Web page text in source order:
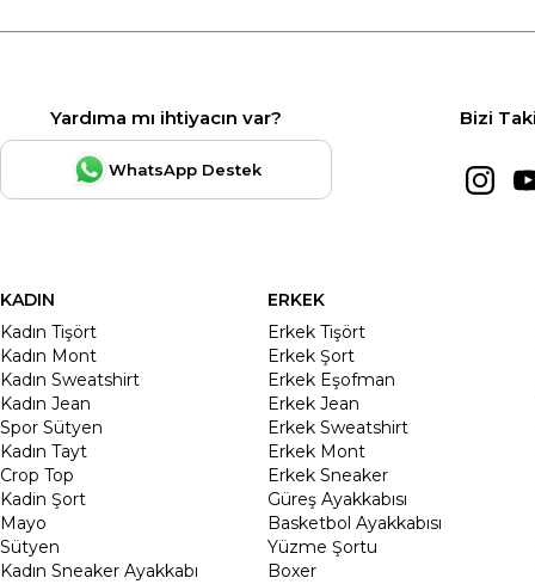
Yardıma mı ihtiyacın var?
WhatsApp Destek
Bizi
KADIN
Kadın Tişört
Kadın Mont
Kadın Sweatshirt
Kadın Jean
Spor Sütyen
Kadın Tayt
Crop Top
Kadin Şort
Mayo
Sütyen
Kadın Sneaker Ayakkabı
ERKEK
Erkek Tişört
Erkek Şort
Erkek Eşofman
Erkek Jean
Erkek Sweatshirt
Erkek Mont
Erkek Sneaker
Güreş Ayakkabısı
Basketbol Ayakkabısı
Yüzme Şortu
Boxer